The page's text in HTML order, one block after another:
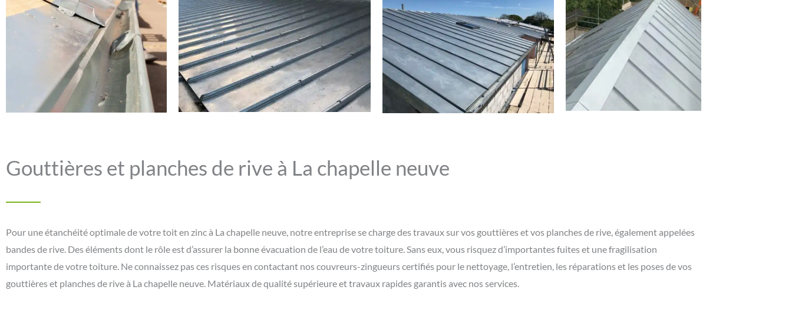
Gouttières et planches de rive à La chapelle neuve
Pour une étanchéité optimale de votre toit en zinc à La chapelle neuve, notre entreprise se charge des travaux sur vos gouttières et vos planches de rive, également appelées
bandes de rive. Des éléments dont le rôle est d’assurer la bonne évacuation de l’eau de votre toiture. Sans eux, vous risquez d’importantes fuites et une fragilisation
importante de votre toiture. Ne connaissez pas ces risques en contactant nos couvreurs-zingueurs certifiés pour le nettoyage, l’entretien, les réparations et les poses de vos
gouttières et planches de rive à La chapelle neuve. Matériaux de qualité supérieure et travaux rapides garantis avec nos services.